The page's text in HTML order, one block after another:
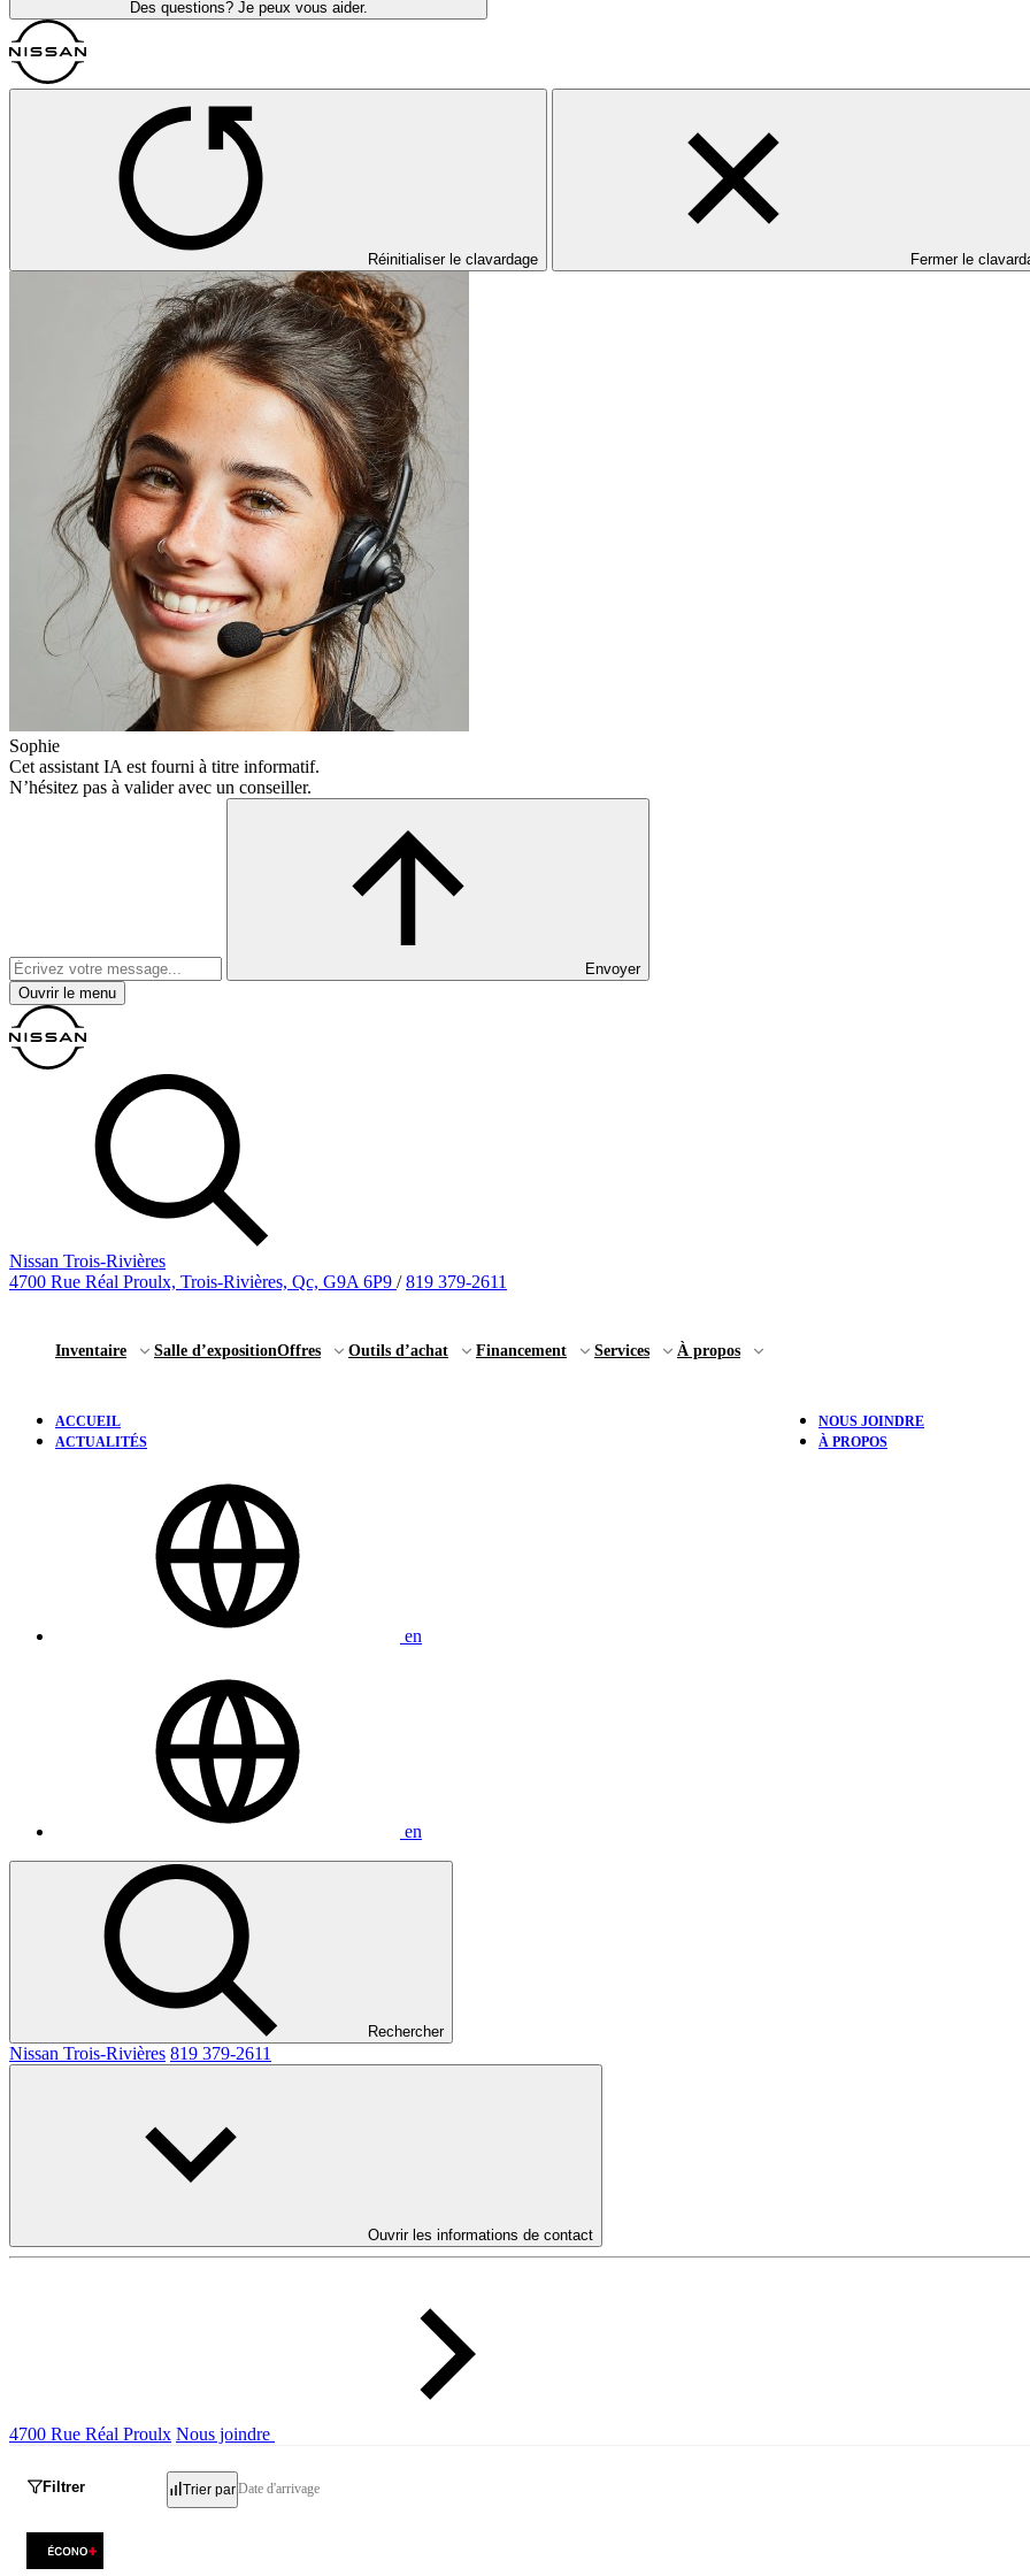
Des questions? Je peux vous aider.
Réinitialiser le clavardage Fermer le
Sophie
Cet assistant IA est fourni à titre informatif.
N’hésitez pas à valider avec un conseiller.
Envoyer
Ouvrir le menu
Nissan Trois-Rivières
4700 Rue Réal Proulx, Trois-Rivières, Qc, G9A 6P9 / 819 379-2611
Inventaire Salle d’expositionOffres Outils d’achat Financement Services À propos
ACCUEIL
NOUS JOINDRE
ACTUALITÉS
À PROPOS
en
en
Rechercher
Nissan Trois-Rivières 819 379-2611
Ouvrir les informations de contact
4700 Rue Réal Proulx Nous joindre
Filtrer Trier parDate d'arrivage